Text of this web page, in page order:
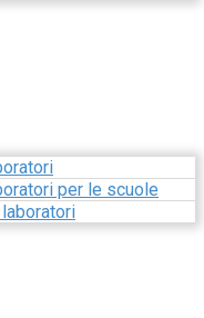
per le scuole